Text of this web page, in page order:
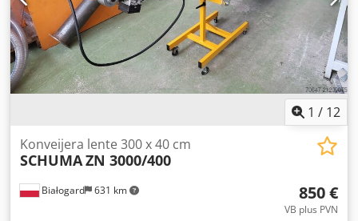
1 / 12
Białogard 631 km
Konveijera lente 300 x 40 cm
SCHUMAZN 3000/400
850 €
VB plus PVN